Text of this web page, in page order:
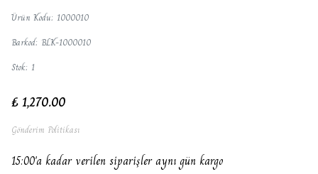
Ürün Kodu: 1000010
Barkod: BLK-1000010
Stok: 1
₺ 1,270.00
Gönderim Politikası
15:00'a kadar verilen siparişler aynı gün kargo